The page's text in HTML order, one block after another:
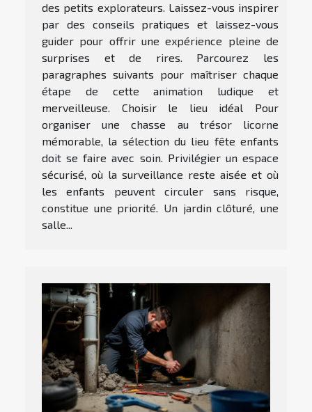
des petits explorateurs. Laissez-vous inspirer
par des conseils pratiques et laissez-vous
guider pour offrir une expérience pleine de
surprises et de rires. Parcourez les
paragraphes suivants pour maîtriser chaque
étape de cette animation ludique et
merveilleuse. Choisir le lieu idéal Pour
organiser une chasse au trésor licorne
mémorable, la sélection du lieu fête enfants
doit se faire avec soin. Privilégier un espace
sécurisé, où la surveillance reste aisée et où
les enfants peuvent circuler sans risque,
constitue une priorité. Un jardin clôturé, une
salle...